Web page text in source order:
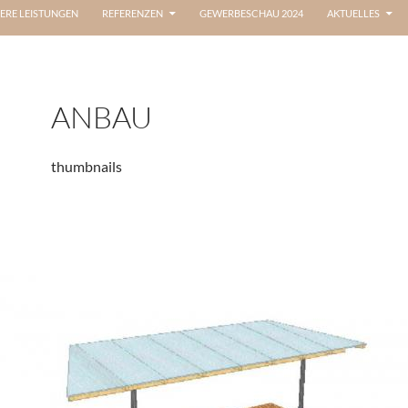
LEISTUNGEN REFERENZEN GEWERBESCHAU 2024 AKTUELLES
ANBAU
thumbnails